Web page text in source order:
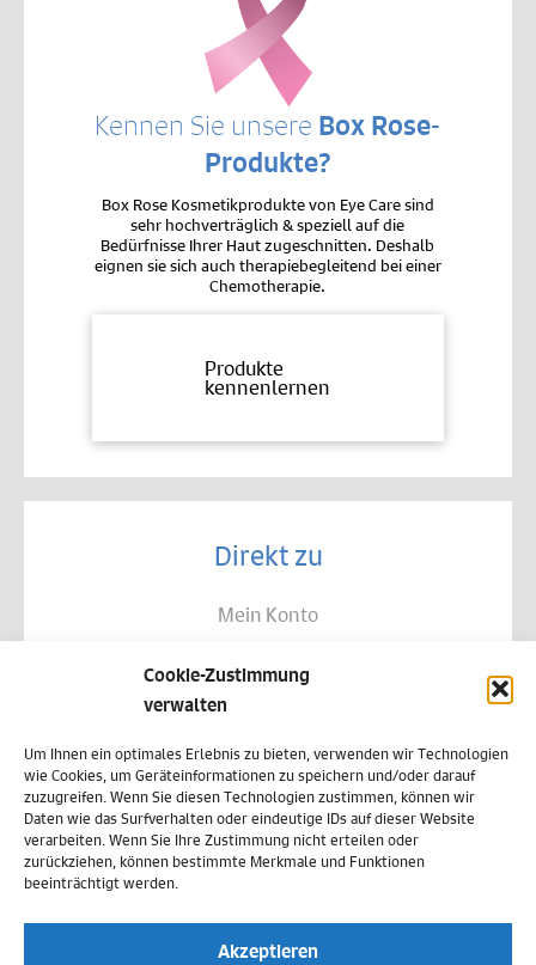
Cookie-Zustimmung
verwalten
Um Ihnen ein optimales Erlebnis zu bieten, verwenden wir Technologien
wie Cookies, um Geräteinformationen zu speichern und/oder darauf
zuzugreifen. Wenn Sie diesen Technologien zustimmen, können wir
Daten wie das Surfverhalten oder eindeutige IDs auf dieser Website
verarbeiten. Wenn Sie Ihre Zustimmung nicht erteilen oder
zurückziehen, können bestimmte Merkmale und Funktionen
beeinträchtigt werden.
Akzeptieren
Kennen Sie unsere Box Rose-
Produkte?
Box Rose Kosmetikprodukte von Eye Care sind
sehr hochverträglich & speziell auf die
Bedürfnisse Ihrer Haut zugeschnitten. Deshalb
eignen sie sich auch therapiebegleitend bei einer
Chemotherapie.
Produkte
kennenlernen
Direkt zu
Mein Konto
Allgemeine Geschäftsbedingungen
Widerruf
Zahlungsweisen
Versand & Lieferung
Cookie-Richtlinie (EU)